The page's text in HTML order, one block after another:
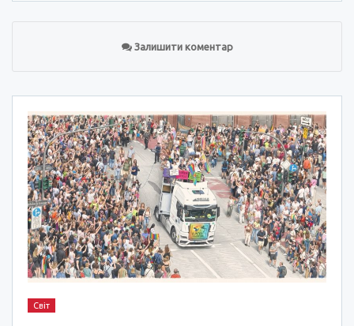
Залишити коментар
Світ